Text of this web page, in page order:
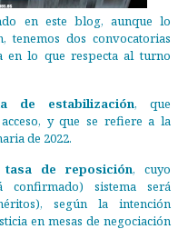
en este blog, aunque lo
tenemos dos convocatorias
en lo que respecta al turno
de estabilización, que
y que se refiere a la
de 2022.
de reposición, cuyo
sistema será
según la intención
en mesas de negociación